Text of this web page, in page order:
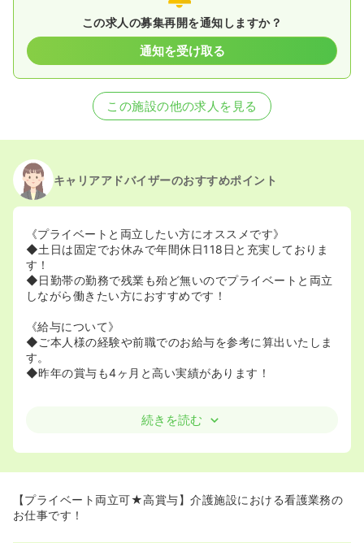
この求人の募集再開を通知しますか？
通知を受け取る
この施設の他の求人を見る
キャリアアドバイザーのおすすめポイント
《プライベートと両立したい方にオススメです》
◆土日は固定でお休みで年間休日118日と充実しておりま
す！
◆日勤帯の勤務で残業も殆ど無いのでプライベートと両立
しながら働きたい方におすすめです！
《給与について》
◆ご本人様の経験や前職でのお給与を参考に算出いたしま
す。
◆昨年の賞与も4ヶ月と高い実績があります！
続きを読む
【プライベート両立可★高賞与】介護施設における看護業務の
お仕事です！